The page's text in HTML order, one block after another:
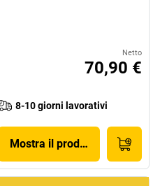
Netto
70,90 €
8-10 giorni lavorativi
Mostra il prodotto